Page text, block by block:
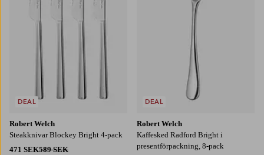
Robert Welch
Steakknivar Blockey Bright 4-pack
471 SEK589 SEK
DEAL
Robert Welch
Kaffesked Radford Bright i
presentförpackning, 8-pack
DEAL